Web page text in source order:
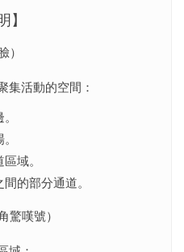
】
）
集活動的空間：
域。
的部分通道。
驚嘆號）